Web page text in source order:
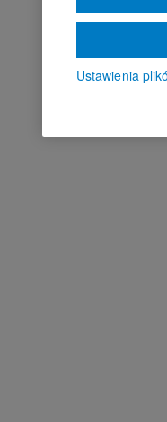
Ustawienia